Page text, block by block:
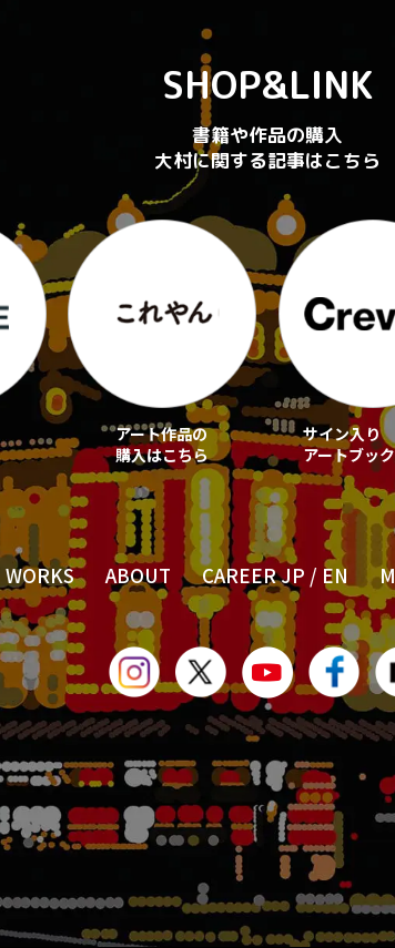
SHOP&LINK
書籍や作品の購入
大村に関する記事はこちら
アート作品の
購入はこちら
サイン入り
アートブッ
WORKS ABOUT CAREER JP / EN